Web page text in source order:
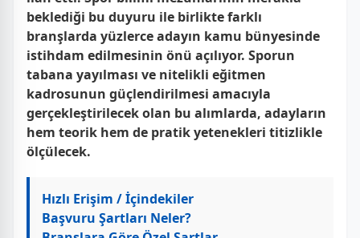
beklediği bu duyuru ile birlikte farklı
branşlarda yüzlerce adayın kamu bünyesinde
istihdam edilmesinin önü açılıyor. Sporun
tabana yayılması ve nitelikli eğitmen
kadrosunun güçlendirilmesi amacıyla
gerçekleştirilecek olan bu alımlarda, adayların
hem teorik hem de pratik yetenekleri titizlikle
ölçülecek.
Hızlı Erişim / İçindekiler
Başvuru Şartları Neler?